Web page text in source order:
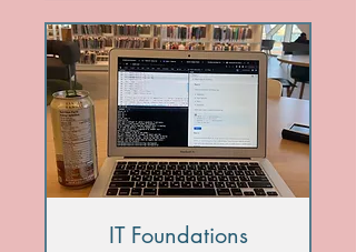
IT Foundations